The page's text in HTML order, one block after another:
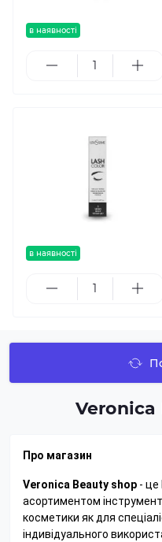
в наявності
в наявності
Про магазин
Veronica Beauty shop - це
асортиментом
косметики як для
індивідуального